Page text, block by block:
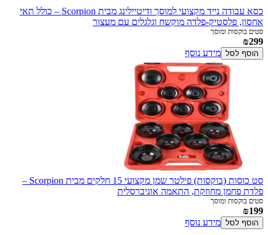
כסא עבודה נייד מקצועי למוסך ודיטיילינג מבית Scorpion – כולל תאי
אחסון, פלסטיק-פלדה מוקשח וגלגלים עם מעצור
סטים בוקסות ומוסך
₪299
הוסף לסל מידע נוסף
סט כוסות (בוקסות) פילטר שמן מקצועי 15 חלקים מבית Scorpion –
פלדת פחמן מחוזקת, התאמה אוניברסלית
סטים בוקסות ומוסך
₪199
הוסף לסל מידע נוסף